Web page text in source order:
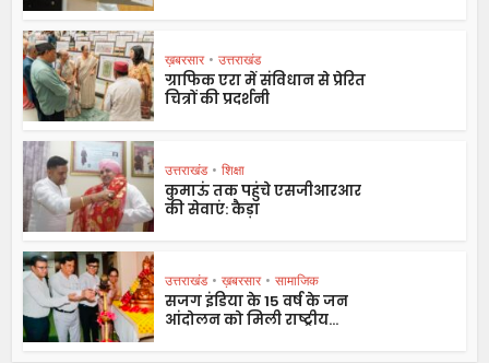
ख़बरसार • उत्तराखंड
ग्राफिक एरा में संविधान से प्रेरित
चित्रों की प्रदर्शनी
उत्तराखंड • शिक्षा
कुमाऊं तक पहुंचे एसजीआरआर
की सेवाएं: कैड़ा
उत्तराखंड • ख़बरसार • सामाजिक
सजग इंडिया के 15 वर्ष के जन
आंदोलन को मिली राष्ट्रीय...